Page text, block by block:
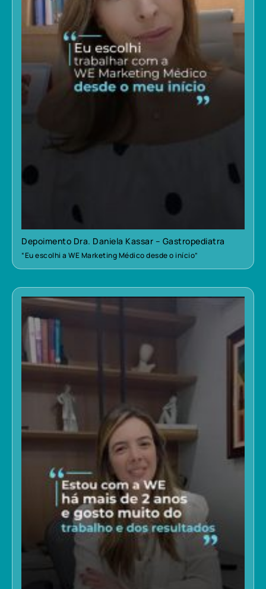
Depoimento Dra. Daniela Kassar – Gastropediatra
“Eu escolhi a WE Marketing Médico desde o início”